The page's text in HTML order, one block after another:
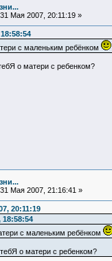
31 Мая 2007, 20:11:19 »
с маленьким ребёнком
о матери с ребенком?
31 Мая 2007, 21:16:41 »
20:11:19
18:58:54
с маленьким ребёнком
о матери с ребенком?